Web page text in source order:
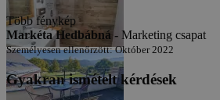
Több fénykép
Markéta Hedbábná - Marketing csapat
Személyesen ellenőrzött: Október 2022
Gyakran ismételt kérdések